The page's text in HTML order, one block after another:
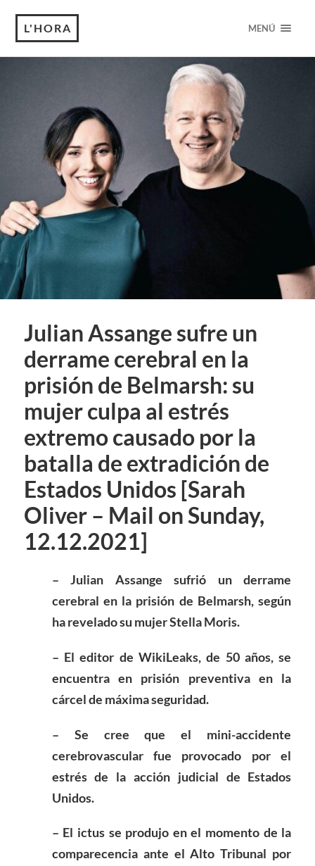
L'HORA MENÚ
Julian Assange sufre un
derrame cerebral en la
prisión de Belmarsh: su
mujer culpa al estrés
extremo causado por la
batalla de extradición de
Estados Unidos [Sarah
Oliver – Mail on Sunday,
12.12.2021]
– Julian Assange sufrió un derrame
cerebral en la prisión de Belmarsh, según
ha revelado su mujer Stella Moris.
– El editor de WikiLeaks, de 50 años, se
encuentra en prisión preventiva en la
cárcel de máxima seguridad.
– Se cree que el mini-accidente
cerebrovascular fue provocado por el
estrés de la acción judicial de Estados
Unidos.
– El ictus se produjo en el momento de la
comparecencia ante el Alto Tribunal por